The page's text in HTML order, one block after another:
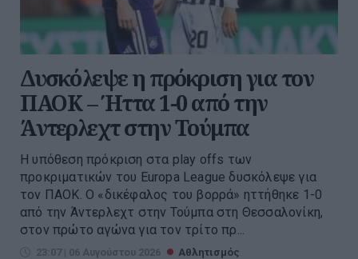
Δυσκόλεψε η πρόκριση για τον
ΠΑΟΚ – Ήττα 1-0 από την
Άντερλεχτ στην Τούμπα
Η υπόθεση πρόκριση στα play offs των
προκριματικών του Europa League δυσκόλεψε για
τον ΠΑΟΚ. Ο «δικέφαλος του βορρά» ηττήθηκε 1-0
από την Άντερλεχτ στην Τούμπα στη Θεσσαλονίκη,
στον πρώτο αγώνα για τον τρίτο πρ...
23:07 | 06 Αυγούστου 2026 Αθλητισμός